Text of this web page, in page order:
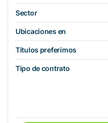
Sector
Ubicaciones en
Títulos preferimos
Tipo de contrato